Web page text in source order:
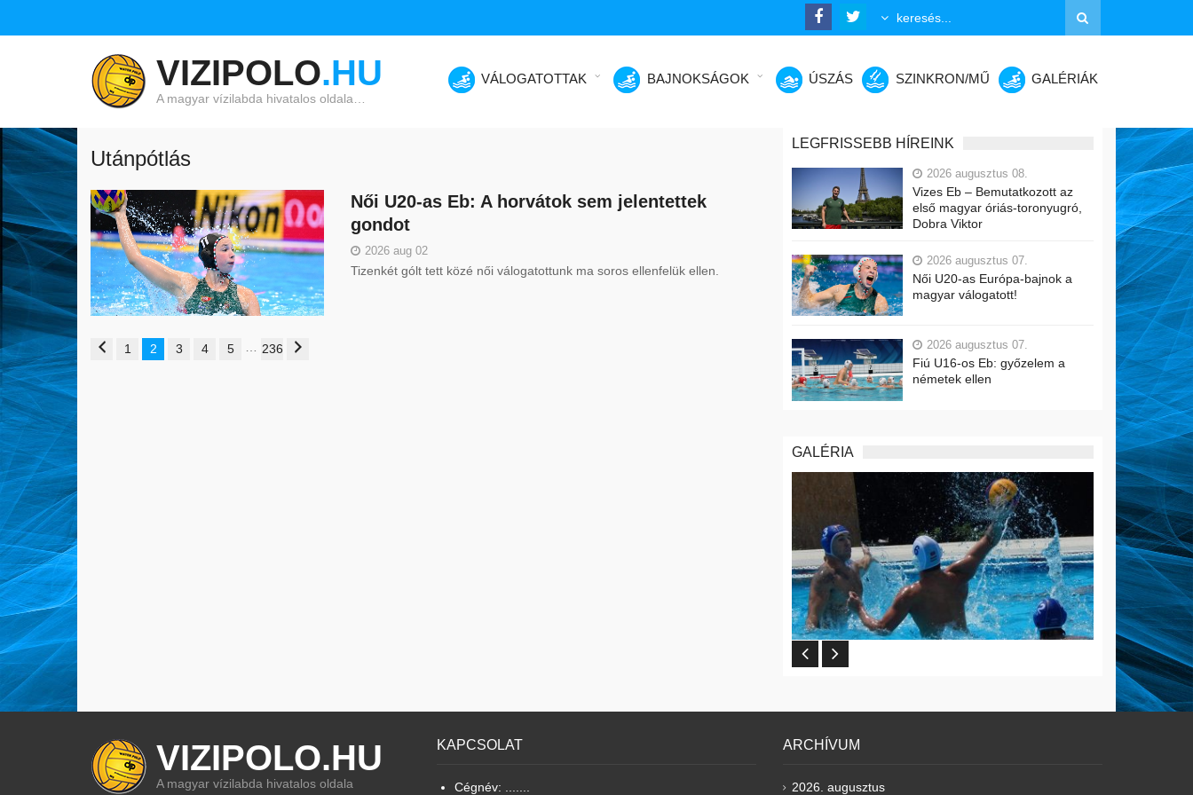
VIZIPOLO.HU
A magyar vízilabda hivatalos oldala…
VÁLOGATOTTAK BAJNOKSÁGOK ÚSZÁS SZINKRON/MŰ GALÉRIÁK
Utánpótlás
Női U20-as Eb: A horvátok sem jelentettek
gondot
2026 aug 02
Tizenkét gólt tett közé női válogatottunk ma soros ellenfelük ellen.
1 2 3 4 5 236
LEGFRISSEBB HÍREINK
2026 augusztus 08.
Vizes Eb – Bemutatkozott az
első magyar óriás-toronyugró,
Dobra Viktor
2026 augusztus 07.
Női U20-as Európa-bajnok a
magyar válogatott!
2026 augusztus 07.
Fiú U16-os Eb: győzelem a
németek ellen
GALÉRIA
VIZIPOLO.HU
A magyar vízilabda hivatalos oldala
KAPCSOLAT
Cégnév: .......
ARCHÍVUM
2026. augusztus